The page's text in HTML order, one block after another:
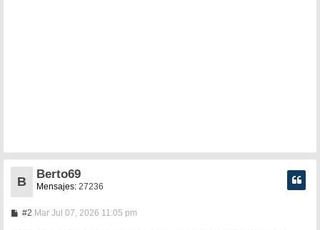
B
Berto69
Mensajes: 27236
#2MMar Jul 07, 2026 11:05 pm